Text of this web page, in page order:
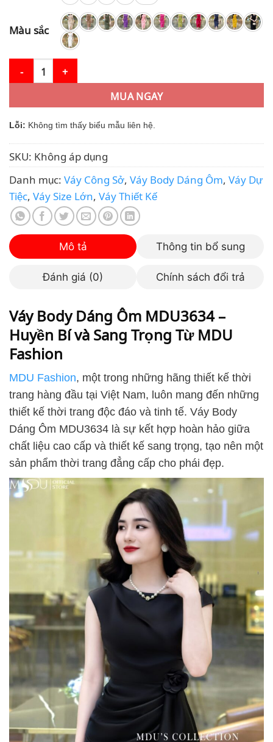
Màu sắc
Váy Thiết Kế MDU3634 Thiết Kế Dáng Body Tone Đen Hoa
MUA NGAY
Lỗi: Không tìm thấy biểu mẫu liên hệ.
SKU:Không áp dụng
Danh mục:Váy Công Sở,Váy Body Dáng Ôm,Váy Dự
Tiệc,Váy Size Lớn,Váy Thiết Kế
Mô tả Thông tin bổ sung
Đánh giá (0) Chính sách đổi trả
Váy Body Dáng Ôm MDU3634 –
Huyền Bí và Sang Trọng Từ MDU
Fashion
MDU Fashion, một trong những hãng thiết kế thời
trang hàng đầu tại Việt Nam, luôn mang đến những
thiết kế thời trang độc đáo và tinh tế. Váy Body
Dáng Ôm MDU3634 là sự kết hợp hoàn hảo giữa
chất liệu cao cấp và thiết kế sang trọng, tạo nên một
sản phẩm thời trang đẳng cấp cho phái đẹp.